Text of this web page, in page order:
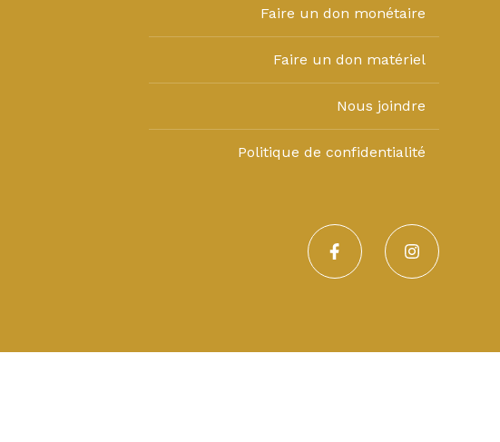
Faire un don monétaire
Faire un don matériel
Nous joindre
Politique de confidentialité